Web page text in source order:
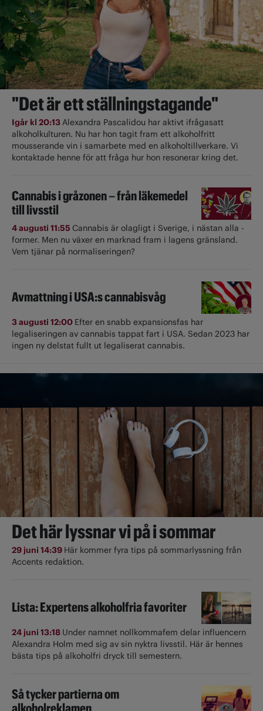
"Det är ett ställningstagande"
Igår kl 20:13Alexandra Pascalidou har aktivt ifrågasatt
alkoholkulturen. Nu har hon tagit fram ett alkoholfritt
mousserande vin i samarbete med en alkoholtillverkare. Vi
kontaktade henne för att fråga hur hon resonerar kring det.
Cannabis i gråzonen – från läkemedel
till livsstil
4 augusti 11:55 Cannabis är olagligt i ­Sverige, i nästan alla ­
former. Men nu växer en marknad fram i lagens gränsland.
Vem tjänar på normaliseringen?
Avmattning i USA:s cannabisvåg
3 augusti 12:00 Efter en snabb expansionsfas har
legaliseringen av cannabis tappat fart i USA. Sedan 2023 har
ingen ny delstat fullt ut ­legaliserat cannabis.
Det här lyssnar vi på i sommar
29 juni 14:39 Här kommer fyra tips på sommarlyssning från
Accents redaktion.
Lista: Expertens alkoholfria favoriter
24 juni 13:18 Under namnet nollkommafem delar influencern
Alexandra Holm med sig av sin nyktra livsstil. Här är hennes
bästa tips på alkoholfri dryck till semestern.
Så tycker partierna om